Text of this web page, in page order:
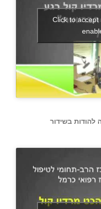
Click to accept
בשידור